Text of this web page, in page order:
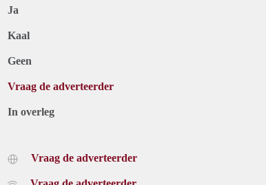
Ja
Kaal
Geen
Vraag de adverteerder
In overleg
Vraag de adverteerder